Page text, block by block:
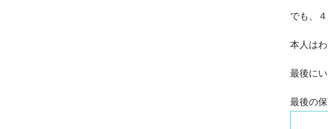
でも、
本人は
最後に
最後の